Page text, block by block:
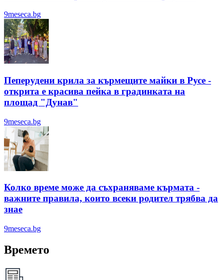
9meseca.bg
Пеперудени крила за кърмещите майки в Русе -
открита е красива пейка в градинката на
площад "Дунав"
9meseca.bg
Колко време може да съхраняваме кърмата -
важните правила, които всеки родител трябва да
знае
9meseca.bg
Времето